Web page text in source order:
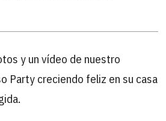
y un vídeo de nuestro
Party creciendo feliz en su casa